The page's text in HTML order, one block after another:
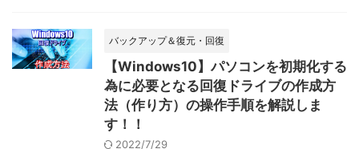
バックアップ＆復元・回復
【Windows10】パソコンを初期化する
為に必要となる回復ドライブの作成方
法（作り方）の操作手順を解説しま
す！！
2022/7/29